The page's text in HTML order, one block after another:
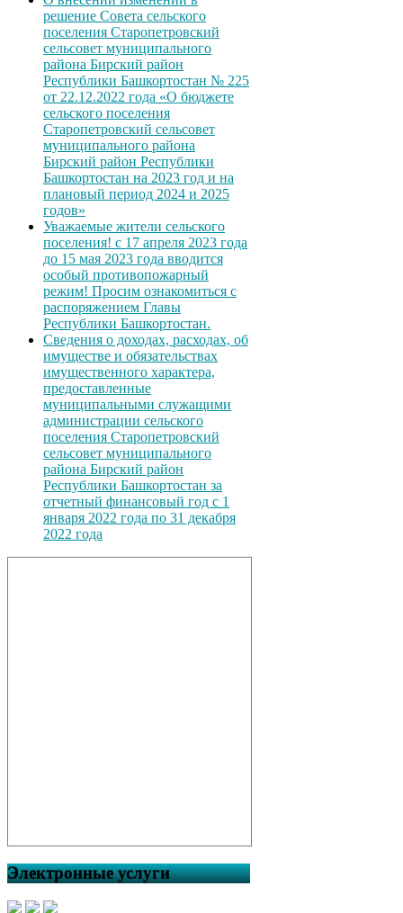
решение Совета сельского
поселения Старопетровский
сельсовет муниципального
района Бирский район
Республики Башкортостан № 225
от 22.12.2022 года «О бюджете
сельского поселения
Старопетровский сельсовет
муниципального района
Бирский район Республики
Башкортостан на 2023 год и на
плановый период 2024 и 2025
годов»
Уважаемые жители сельского
поселения! с 17 апреля 2023 года
до 15 мая 2023 года вводится
особый противопожарный
режим! Просим ознакомиться с
распоряжением Главы
Республики Башкортостан.
Сведения о доходах, расходах, об
имуществе и обязательствах
имущественного характера,
предоставленные
муниципальными служащими
администрации сельского
поселения Старопетровский
сельсовет муниципального
района Бирский район
Республики Башкортостан за
отчетный финансовый год с 1
января 2022 года по 31 декабря
2022 года
Электронные услуги